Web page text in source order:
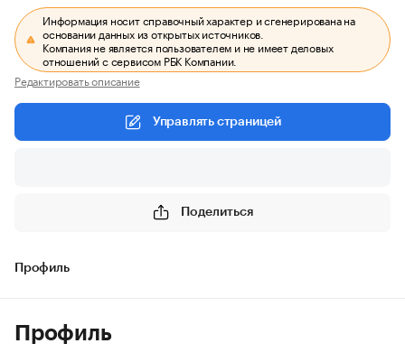
Информация носит справочный характер и сгенерирована на
основании данных из открытых источников.
Компания не является пользователем и не имеет деловых
отношений с сервисом РБК Компании.
Редактировать описание
Управлять страницей
Поделиться
Профиль
Профиль